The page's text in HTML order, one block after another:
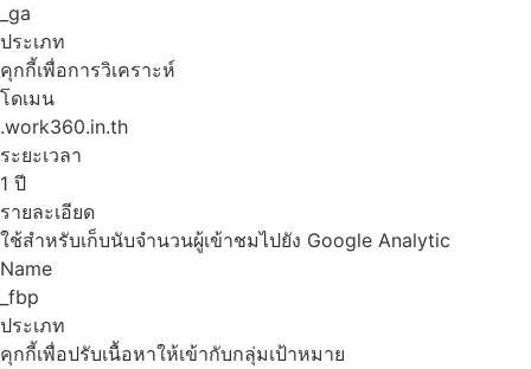
_ga
ประเภท
คุกกี้เพื่อการวิเคราะห์
โดเมน
.work360.in.th
ระยะเวลา
1 ปี
รายละเอียด
ใช้สำหรับเก็บนับจำนวนผู้เข้าชมไปยัง Google Analytic
Name
_fbp
ประเภท
คุกกี้เพื่อปรับเนื้อหาให้เข้ากับกลุ่มเป้าหมาย